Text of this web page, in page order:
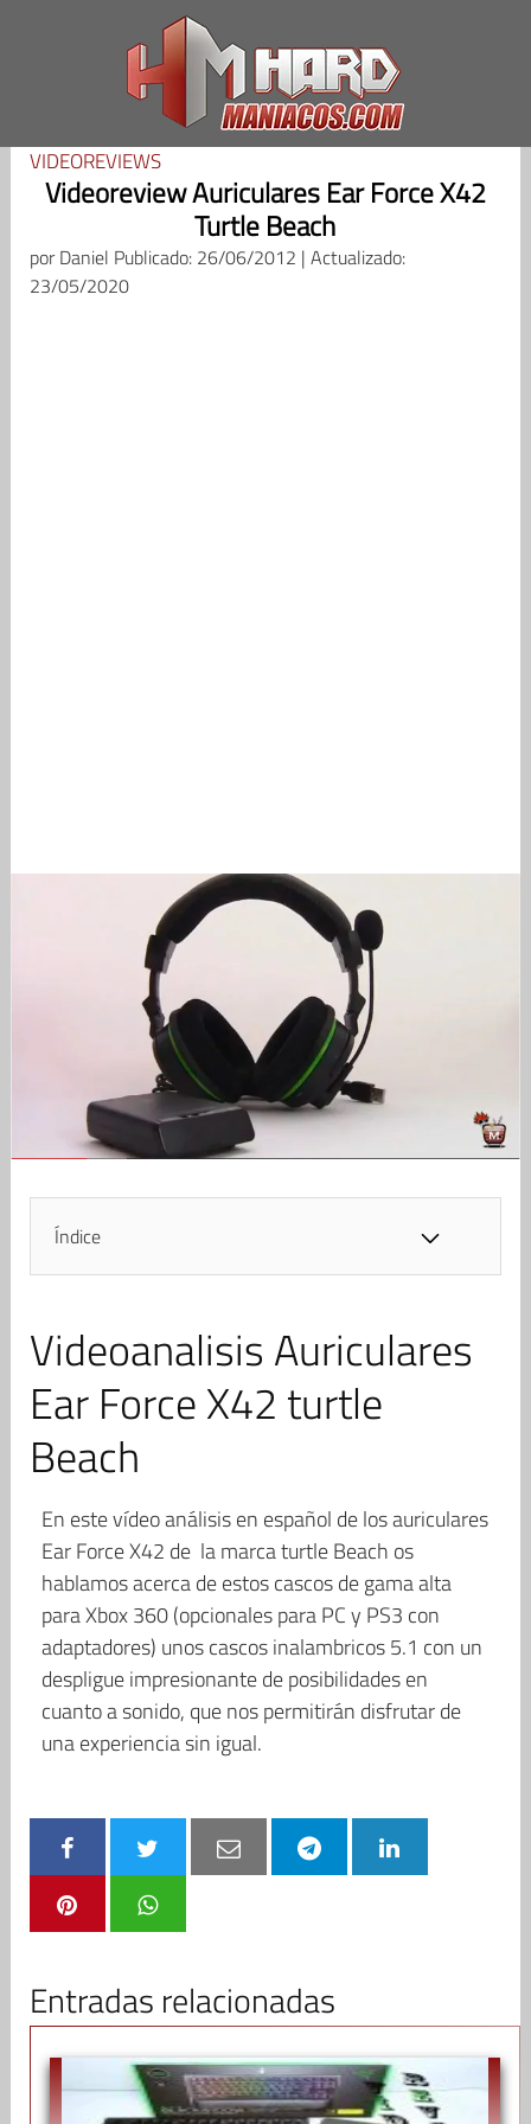
VIDEOREVIEWS
Videoreview Auriculares Ear Force X42
Turtle Beach
porDaniel Publicado: 26/06/2012 | Actualizado:
23/05/2020
Índice
Videoanalisis Auriculares
Ear Force X42 turtle
Beach
En este vídeo análisis en español de los auriculares
Ear Force X42 de la marca turtle Beach os
hablamos acerca de estos cascos de gama alta
para Xbox 360 (opcionales para PC y PS3 con
adaptadores) unos cascos inalambricos 5.1 con un
despligue impresionante de posibilidades en
cuanto a sonido, que nos permitirán disfrutar de
una experiencia sin igual.
Entradas relacionadas